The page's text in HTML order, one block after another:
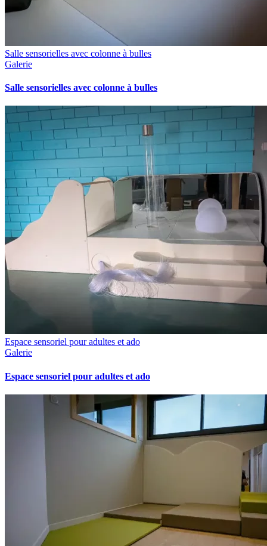
Salle sensorielles avec colonne à bulles
Galerie
Salle sensorielles avec colonne à bulles
Espace sensoriel pour adultes et ado
Galerie
Espace sensoriel pour adultes et ado